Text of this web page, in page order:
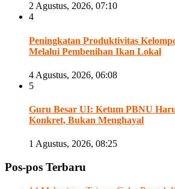
2 Agustus, 2026, 07:10
4
Peningkatan Produktivitas
Melalui Pembenihan Ikan Lokal
4 Agustus, 2026, 06:08
5
Guru Besar UI: Ketum PBNU
Konkret, Bukan Menghayal
1 Agustus, 2026, 08:25
Pos-pos Terbaru